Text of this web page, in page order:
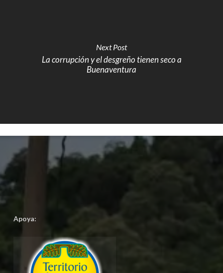
Next Post
La corrupción y el desgreño tienen seco a
Buenaventura
Apoya: